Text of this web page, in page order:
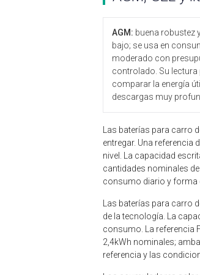
AGM: buena robustez
bajo; se usa en
moderado con
controlado. Su lectura
comparar la energía
descargas muy
Las baterías para carro
entregar. Una referencia
nivel. La capacidad
cantidades nominales
consumo diario y forma
Las baterías para carro
de la tecnología. La
consumo. La referencia
2,4kWh nominales;
referencia y las